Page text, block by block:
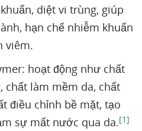
diệt vi trùng, giúp
hạn chế nhiễm khuẩn
viêm.
hoạt động như chất
chất làm mềm da, chất
điều chỉnh bề mặt, tạo
sự mất nước qua da.[1]